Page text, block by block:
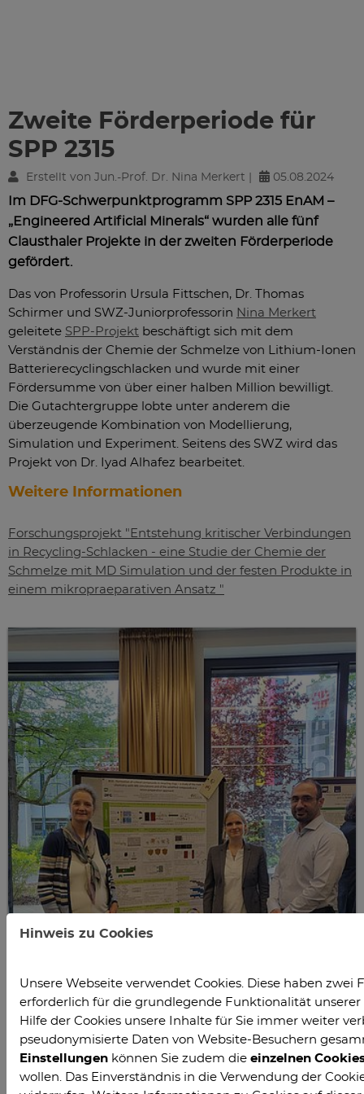
Zweite Förderperiode für
SPP 2315
Erstellt von Jun.-Prof. Dr. Nina Merkert | 05.08.2024
Im DFG-Schwerpunktprogramm SPP 2315 EnAM –
„Engineered Artificial Minerals“ wurden alle fünf
Clausthaler Projekte in der zweiten Förderperiode
gefördert.
Das von Professorin Ursula Fittschen, Dr. Thomas
Schirmer und SWZ-Juniorprofessorin Nina Merkert
geleitete SPP-Projekt beschäftigt sich mit dem
Verständnis der Chemie der Schmelze von Lithium-Ionen
Batterierecyclingschlacken und wurde mit einer
Fördersumme von über einer halben Million bewilligt.
Die Gutachtergruppe lobte unter anderem die
überzeugende Kombination von Modellierung,
Simulation und Experiment. Seitens des SWZ wird das
Projekt von Dr. Iyad Alhafez bearbeitet.
Weitere Informationen
Forschungsprojekt "Entstehung kritischer Verbindungen
in Recycling-Schlacken - eine Studie der Chemie der
Schmelze mit MD Simulation und der festen Produkte in
einem mikropraeparativen Ansatz "
Hinweis zu Cookies
Unsere Webseite verwendet Cookies. Diese haben zwei
erforderlich für die grundlegende Funktionalität
Hilfe der Cookies unsere Inhalte für Sie immer weiter
pseudonymisierte Daten von Website-Besuchern
Einstellungen können Sie zudem die einzelnen
wollen. Das Einverständnis in die Verwendung der